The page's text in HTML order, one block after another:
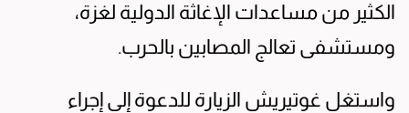
الكثير من مساعدات الإغاثة الدولية لغزة،
ومستشفى تعالج المصابين بالحرب.
واستغل غوتيريش الزيارة للدعوة إلى إجراء